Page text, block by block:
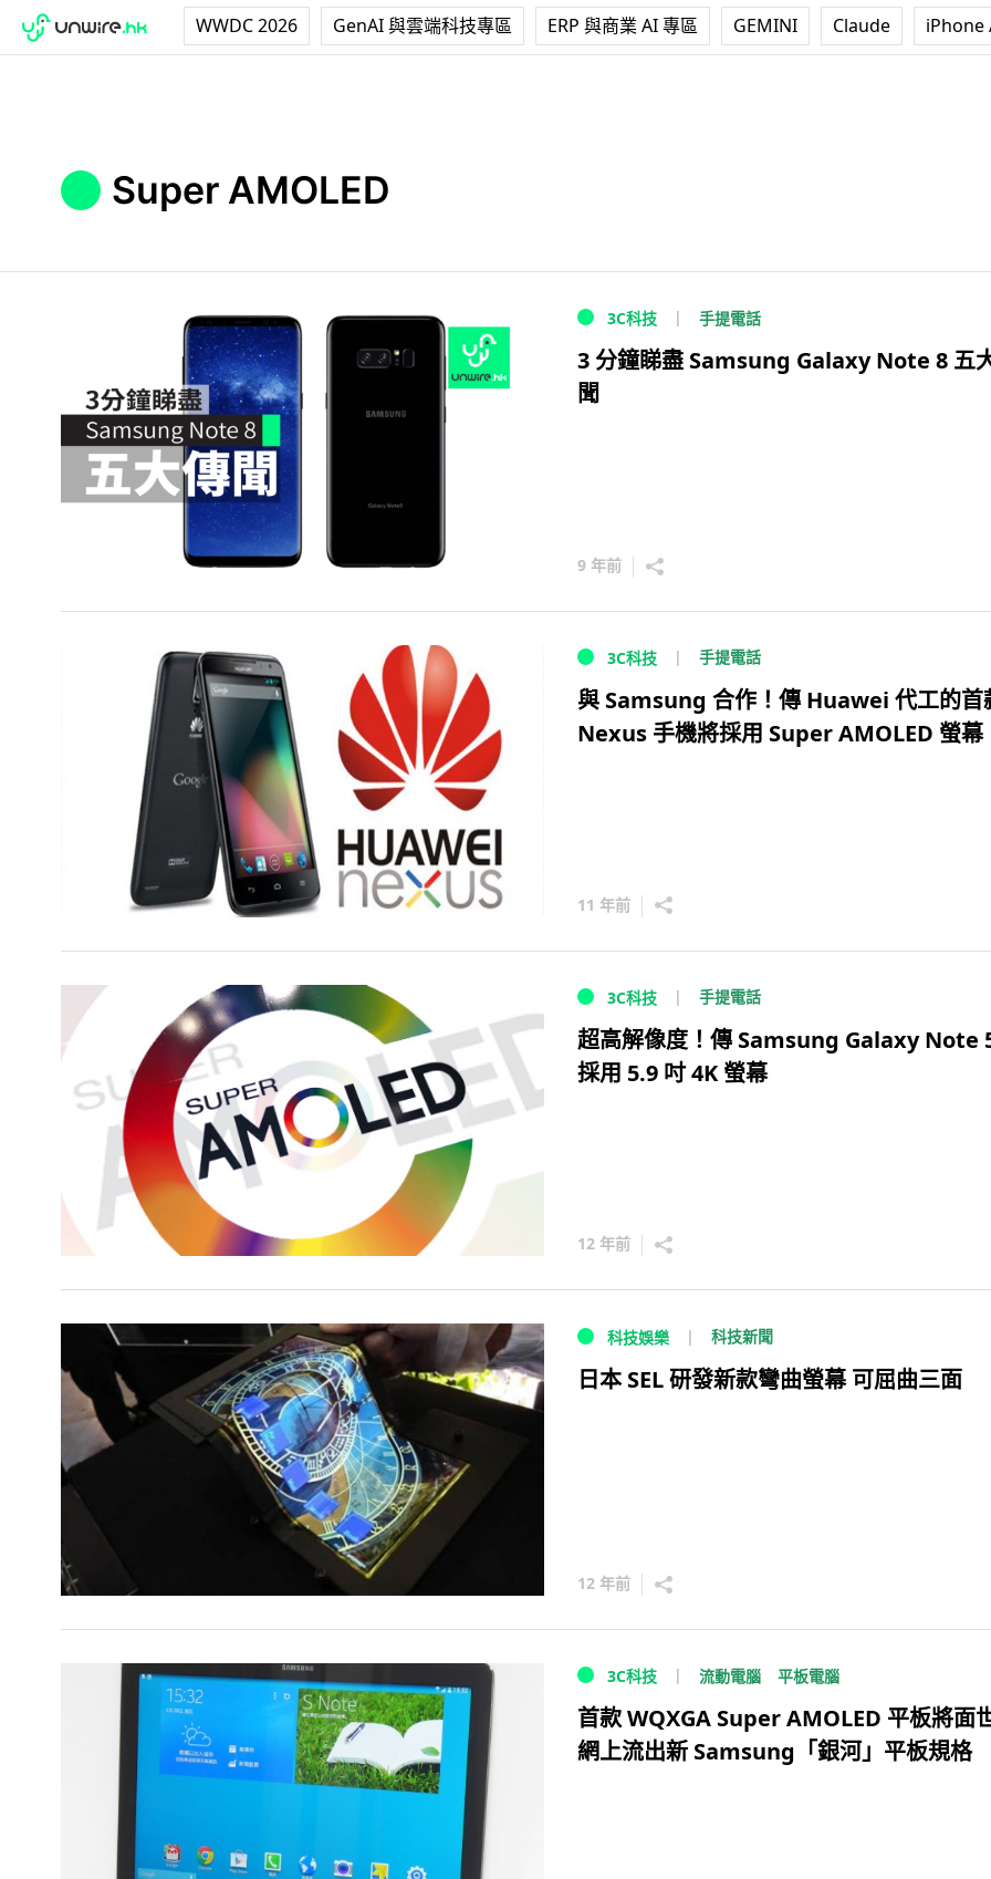
WWDC 2026 GenAI 與雲端科技專區 ERP 與商業 AI 專區 GEMINI Claude iPhone
Super AMOLED
3C科技 手提電話
3 分鐘睇盡 Samsung Galaxy Note 8 五
聞
9 年前
3C科技 手提電話
與 Samsung 合作！傳 Huawei 代工的首
Nexus 手機將採用 Super AMOLED 螢幕
11 年前
3C科技 手提電話
超高解像度！傳 Samsung Galaxy Note
採用 5.9 吋 4K 螢幕
12 年前
科技娛樂 科技新聞
日本 SEL 研發新款彎曲螢幕 可屈曲三面
12 年前
3C科技 流動電腦 平板電腦
首款 WQXGA Super AMOLED 平板將面
網上流出新 Samsung「銀河」平板規格